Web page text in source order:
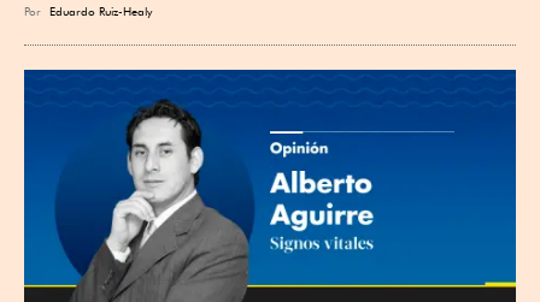
Por Eduardo Ruiz-Healy